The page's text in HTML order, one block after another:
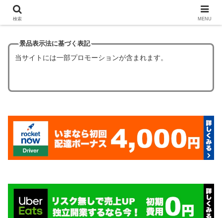
景品表示法に基づく表記
当サイトには一部プロモーションが含まれます。
検索 MENU